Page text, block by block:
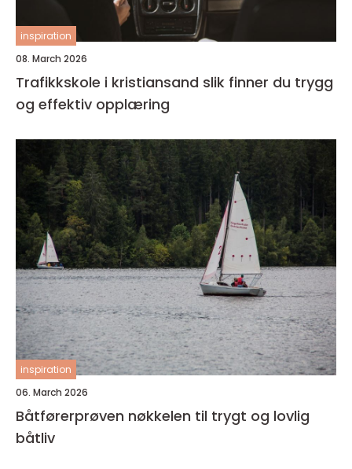
inspiration
08. March 2026
Trafikkskole i kristiansand slik finner du trygg
og effektiv opplæring
inspiration
06. March 2026
Båtførerprøven nøkkelen til trygt og lovlig
båtliv